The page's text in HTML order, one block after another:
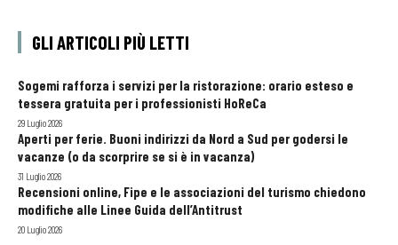
GLI ARTICOLI PIÙ LETTI
Sogemi rafforza i servizi per la ristorazione: orario esteso e
tessera gratuita per i professionisti HoReCa
29 Luglio 2026
Aperti per ferie. Buoni indirizzi da Nord a Sud per godersi le
vacanze (o da scorprire se si è in vacanza)
31 Luglio 2026
Recensioni online, Fipe e le associazioni del turismo chiedono
modifiche alle Linee Guida dell’Antitrust
20 Luglio 2026